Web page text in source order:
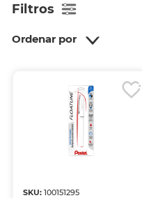
Filtros
Ordenar por
SKU:100151295